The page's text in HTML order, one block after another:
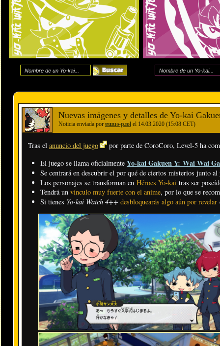
Nuevas imágenes y detalles de Yo-kai
Noticia enviada por ɐɯuǝ-pɹol el 14.03.2020 (15:08 CET)
Tras el anuncio del juego
por parte de CoroCoro, Level-5 ha
El juego se llama oficialmente Yo-kai Gakuen Y: Wai Wai
Se centrará en descubrir el por qué de ciertos misterios junto
Los personajes se transforman en Héroes Yo-kai tras ser
Tendrá un vínculo muy fuerte con el anime, por lo que se
Si tienes Yo-kai Watch 4++ desbloquearás algo aún por revelar